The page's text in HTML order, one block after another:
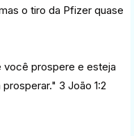
o tiro da Pfizer quase
você prospere e esteja
3 João 1:2